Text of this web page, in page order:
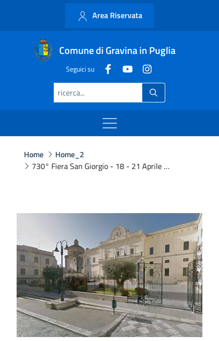
Area Riservata
Comune di Gravina in Puglia
Seguici su
Home
Home_2
730° Fiera San Giorgio - 18 - 21 Aprile 2024